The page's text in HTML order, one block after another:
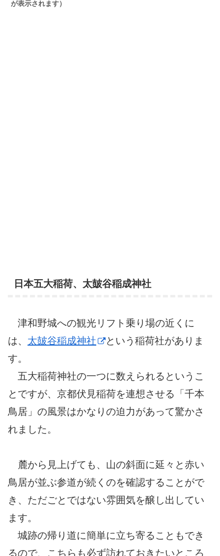
が表示されます）
日本五大稲荷、太皷谷稲成神社
津和野城への観光リフト乗り場の近くに
は、 太皷谷稲成神社
という稲荷社がありま
す。
五大稲荷神社の一つに数えられるというこ
とですが、京都伏見稲荷を連想させる「千本
鳥居」の風景はかなりの迫力があって驚かさ
れました。
麓から見上げても、山の斜面に延々と赤い
鳥居が並ぶ参道が続くのを確認することがで
き、ただごとではない雰囲気を醸し出してい
ます。
城跡の帰り道に簡単に立ち寄ることもでき
るので、こちらも必ず訪れておきたいところ